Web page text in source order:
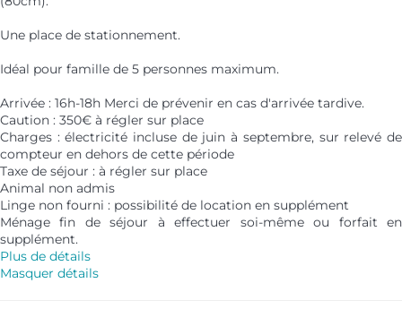
Une place de stationnement.
Idéal pour famille de 5 personnes maximum.
Arrivée : 16h-18h Merci de prévenir en cas d'arrivée tardive.
Caution : 350€ à régler sur place
Charges : électricité incluse de juin à septembre, sur relevé de
compteur en dehors de cette période
Taxe de séjour : à régler sur place
Animal non admis
Linge non fourni : possibilité de location en supplément
Ménage fin de séjour à effectuer soi-même ou forfait en
supplément.
Plus de détails
Masquer détails